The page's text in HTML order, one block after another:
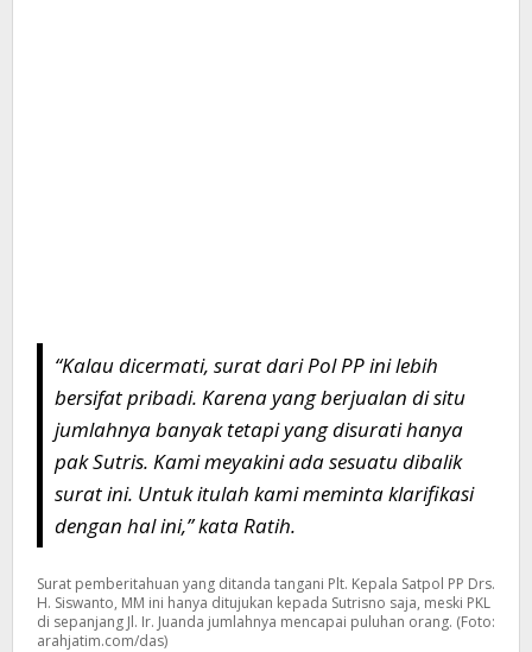
“Kalau dicermati, surat dari Pol PP ini lebih
bersifat pribadi. Karena yang berjualan di situ
jumlahnya banyak tetapi yang disurati hanya
pak Sutris. Kami meyakini ada sesuatu dibalik
surat ini. Untuk itulah kami meminta klarifikasi
dengan hal ini,” kata Ratih.
Surat pemberitahuan yang ditanda tangani Plt. Kepala Satpol PP Drs.
H. Siswanto, MM ini hanya ditujukan kepada Sutrisno saja, meski PKL
di sepanjang Jl. Ir. Juanda jumlahnya mencapai puluhan orang. (Foto:
arahjatim.com/das)